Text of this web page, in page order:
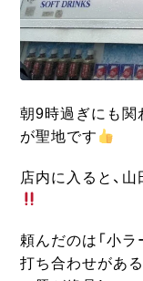
朝9時過ぎにも関
が聖地です
店内に入ると、
頼んだのは「小ラ
打ち合わせがあ